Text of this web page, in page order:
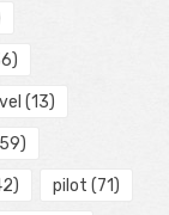
(13)
pilot (71)